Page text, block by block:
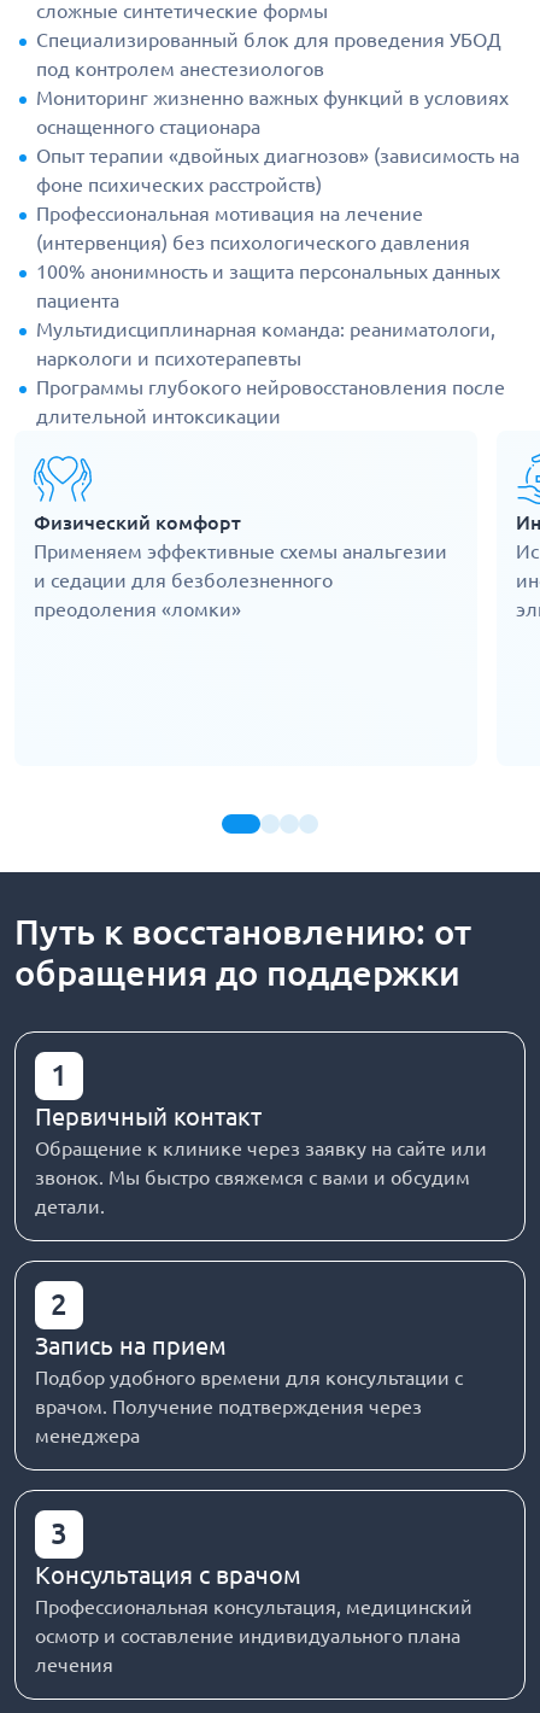
сложные синтетические формы
Специализированный блок для проведения УБОД
под контролем анестезиологов
Мониторинг жизненно важных функций в условиях
оснащенного стационара
Опыт терапии «двойных диагнозов» (зависимость на
фоне психических расстройств)
Профессиональная мотивация на лечение
(интервенция) без психологического давления
100% анонимность и защита персональных данных
пациента
Мультидисциплинарная команда: реаниматологи,
наркологи и психотерапевты
Программы глубокого нейровосстановления после
длительной интоксикации
Физический комфорт
Применяем эффективные схемы анальгезии
и седации для безболезненного
преодоления «ломки»
Путь к восстановлению: от
обращения до поддержки
1
Первичный контакт
Обращение к клинике через заявку на сайте или
звонок. Мы быстро свяжемся с вами и обсудим
детали.
2
Запись на прием
Подбор удобного времени для консультации с
врачом. Получение подтверждения через
менеджера
3
Консультация с врачом
Профессиональная консультация, медицинский
осмотр и составление индивидуального плана
лечения